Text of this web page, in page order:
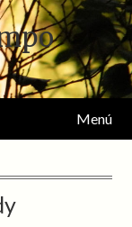
Menú